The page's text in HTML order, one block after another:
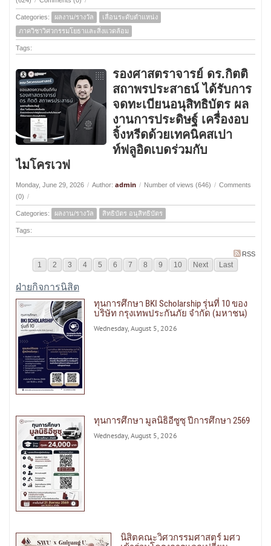
Categories: ผลงาน/รางวัล
เลื่อนระดับตำแหน่ง
ภาควิชาวิศวกรรมโยธาและสิ่งแวดล้อม
Tags:
รองศาสตราจารย์ ดร.กิตติ
สถาพรประสาธน์ ได้รับการ
จดทะเบียนอนุสิทธิบัตร ผล
งานการประดิษฐ์ เครื่องอบ
จิ้งหรีดด้วยเทคนิคสเปา
ท์ฟลูอิดเบดร่วมกับ
ไมโครเวฟ
Monday, June 29, 2026 / Author: admin / Number of views (646) / Comments
(0) /
Categories: ผลงาน/รางวัล สิทธิบัตร อนุสิทธิบัตร
Tags:
RSS
1 2 3 4 5 6 7 8 9 10 Next Last
ฝ่ายกิจการนิสิต
ทุนการศึกษา BKI Scholarship รุ่นที่ 10 ของ
บริษัท กรุงเทพประกันภัย จำกัด (มหาชน)
Wednesday, August 5, 2026
ทุนการศึกษา มูลนิธิอีซูซุ ปีการศึกษา 2569
Wednesday, August 5, 2026
นิสิตคณะวิศวกรรมศาสตร์ มศว